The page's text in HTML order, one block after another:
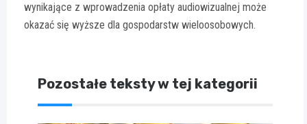
wynikające z wprowadzenia opłaty audiowizualnej może
okazać się wyższe dla gospodarstw wieloosobowych.
Pozostałe teksty w tej kategorii